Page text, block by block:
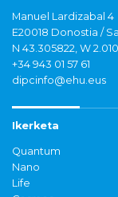
Manuel Lardizabal 4
E20018 Donostia /
N 43.305822, W
+34 943 01 57 61
dipcinfo@ehu.eus
Ikerketa
Quantum
Nano
Life